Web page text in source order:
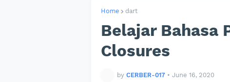
Home dart
Belajar Bahasa
Closures
by CERBER-017 • June 16, 2020